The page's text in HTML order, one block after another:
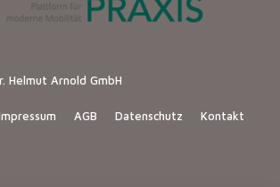
Helmut Arnold GmbH
AGB Datenschutz Kontakt